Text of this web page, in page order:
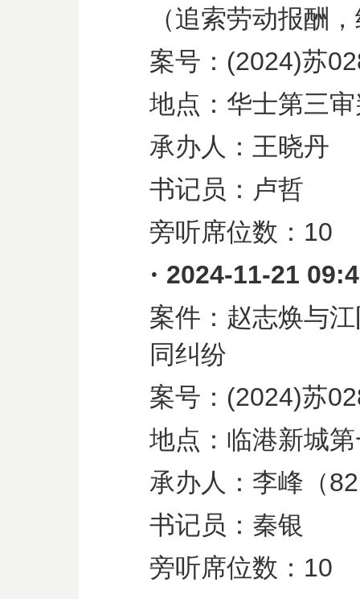
（追索劳动报酬
案号： (2024)苏
地点：华士第三
承办人：王晓丹
书记员：卢哲
旁听席位数： 10
· 2024-11-21
案件：赵志焕与
同纠纷
案号： (2024)苏
地点：临港新城
承办人：李峰（82
书记员：秦银
旁听席位数： 10